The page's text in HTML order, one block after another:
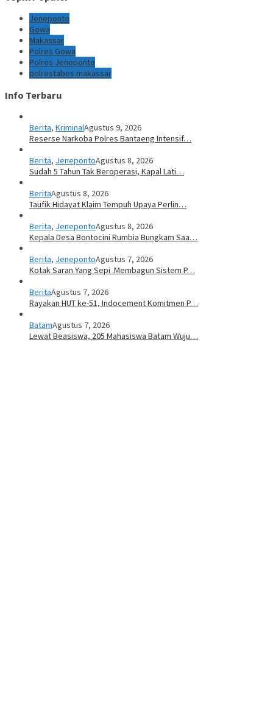
Jeneponto
Gowa
Makassar
Polres Gowa
Polres Jeneponto
polrestabes makassar
Info Terbaru
Berita, KriminalAgustus 9, 2026
Reserse Narkoba Polres Bantaeng Intensif…
Berita, JenepontoAgustus 8, 2026
Sudah 5 Tahun Tak Beroperasi, Kapal Lati…
BeritaAgustus 8, 2026
Taufik Hidayat Klaim Tempuh Upaya Perlin…
Berita, JenepontoAgustus 8, 2026
Kepala Desa Bontocini Rumbia Bungkam Saa…
Berita, JenepontoAgustus 7, 2026
Kotak Saran Yang Sepi .Membagun Sistem P…
BeritaAgustus 7, 2026
Rayakan HUT ke-51, Indocement Komitmen P…
BatamAgustus 7, 2026
Lewat Beasiswa, 205 Mahasiswa Batam Wuju…